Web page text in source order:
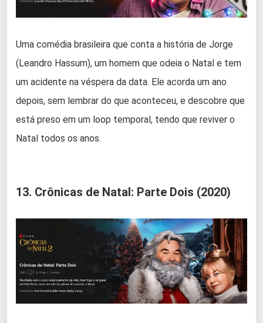
Uma comédia brasileira que conta a história de Jorge
(Leandro Hassum), um homem que odeia o Natal e tem
um acidente na véspera da data. Ele acorda um ano
depois, sem lembrar do que aconteceu, e descobre que
está preso em um loop temporal, tendo que reviver o
Natal todos os anos.
13. Crônicas de Natal: Parte Dois (2020)